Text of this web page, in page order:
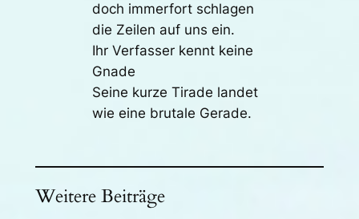
doch immerfort schlagen
die Zeilen auf uns ein.
Ihr Verfasser kennt keine
Gnade
Seine kurze Tirade landet
wie eine brutale Gerade.
Weitere Beiträge